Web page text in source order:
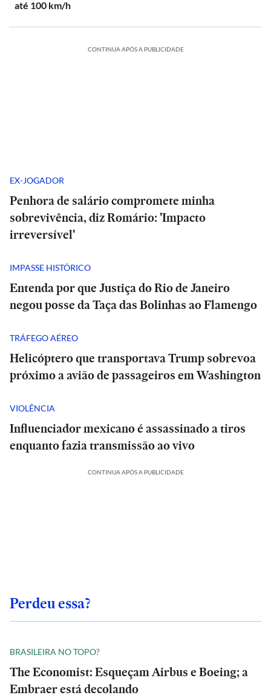
até 100 km/h
CONTINUA APÓS A PUBLICIDADE
EX-JOGADOR
Penhora de salário compromete minha
sobrevivência, diz Romário: 'Impacto
irreversível'
IMPASSE HISTÓRICO
Entenda por que Justiça do Rio de Janeiro
negou posse da Taça das Bolinhas ao Flamengo
TRÁFEGO AÉREO
Helicóptero que transportava Trump sobrevoa
próximo a avião de passageiros em Washington
VIOLÊNCIA
Influenciador mexicano é assassinado a tiros
enquanto fazia transmissão ao vivo
CONTINUA APÓS A PUBLICIDADE
Perdeu essa?
BRASILEIRA NO TOPO?
The Economist: Esqueçam Airbus e Boeing; a
Embraer está decolando